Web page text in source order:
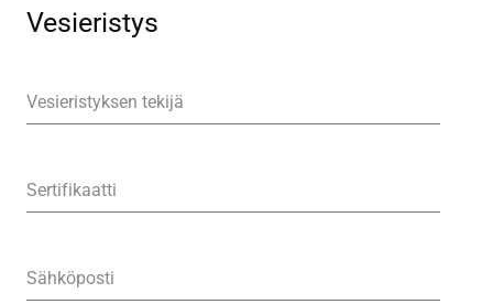
Vesieristys
Vesieristyksen tekijä
Sertifikaatti
Sähköposti